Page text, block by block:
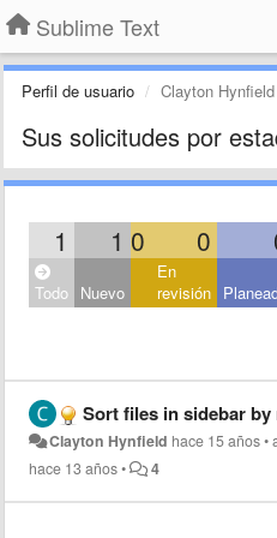
Sublime Text
Perfil de usuario Clayton Hynfield
Sus solicitudes por
1 1 0 0
Todo Nuevo
En
revisión
Sort files in sidebar
Clayton Hynfield hace 15 años•
hace 13 años• 4